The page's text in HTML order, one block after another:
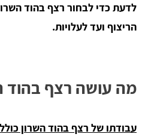
לדעת כדי לבחור רצף בהוד
הריצוף ועד לעלויות.
מה עושה רצף בהוד
עבודתו של רצף בהוד השרון